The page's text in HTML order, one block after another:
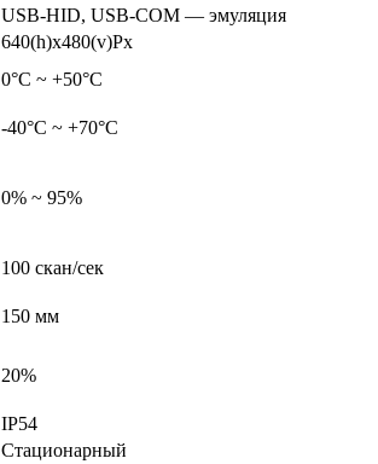
USB-HID, USB-COM — эмуляция
640(h)х480(v)Px
0°С ~ +50°С
-40°С ~ +70°С
0% ~ 95%
100 скан/сек
150 мм
20%
IP54
Стационарный